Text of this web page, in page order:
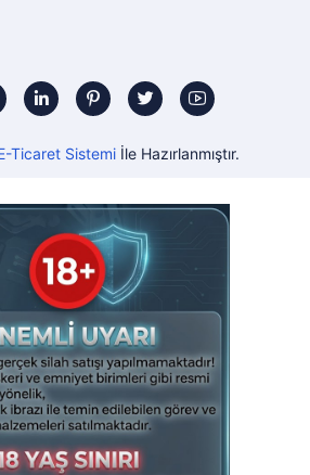
Ticaret Sistemiİle Hazırlanmıştır.